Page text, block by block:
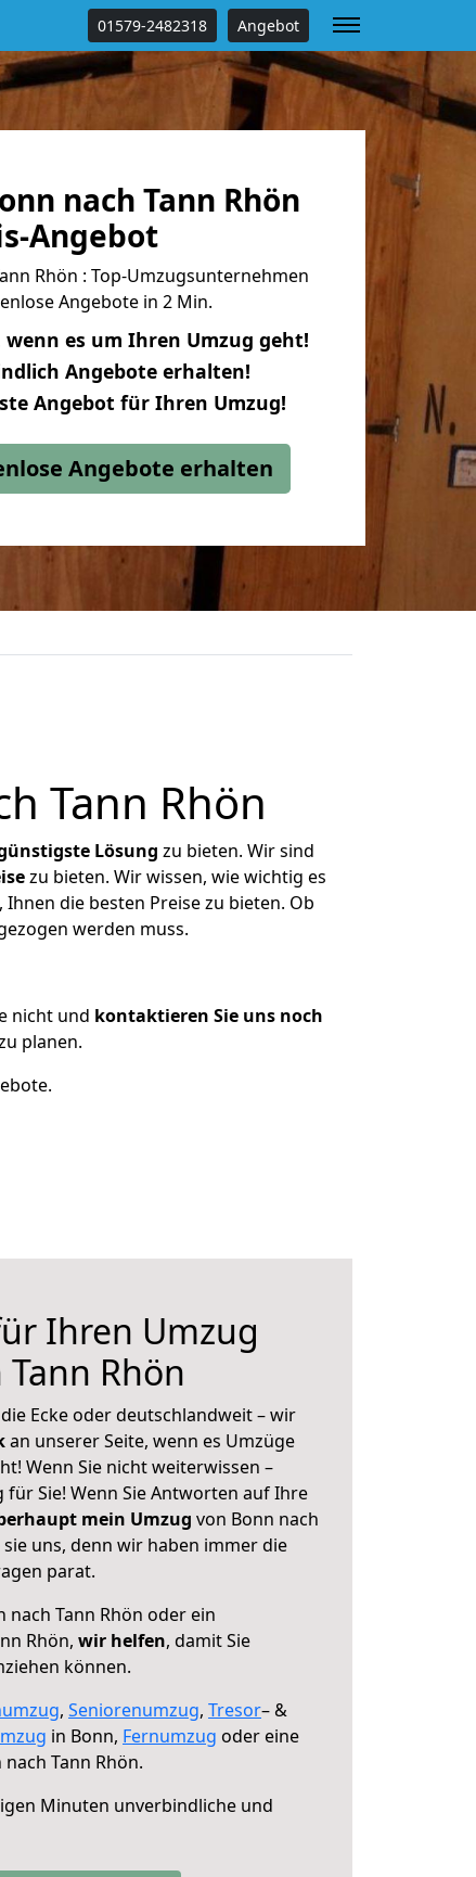
01579-2482318 Angebot
nach Tann Rhön
Angebot
Rhön : Top-Umzugsunternehmen
Angebote in 2 Min.
es um Ihren Umzug geht!
Angebote erhalten!
Angebot für Ihren Umzug!
Angebote erhalten
Tann Rhön
Lösung zu bieten. Wir sind
zu bieten. Wir wissen, wie wichtig es
die besten Preise zu bieten. Ob
werden muss.
nicht und kontaktieren Sie uns noch
planen.
Ihren Umzug
Rhön
Ecke oder deutschlandweit – wir
an unserer Seite, wenn es Umzüge
Wenn Sie nicht weiterwissen –
Sie! Wenn Sie Antworten auf Ihre
mein Umzug von Bonn nach
sie uns, denn wir haben immer die
parat.
nach Tann Rhön oder ein
Rhön, wir helfen, damit Sie
können.
, Seniorenumzug, Tresor– &
in Bonn, Fernumzug oder eine
Tann Rhön.
Minuten unverbindliche und